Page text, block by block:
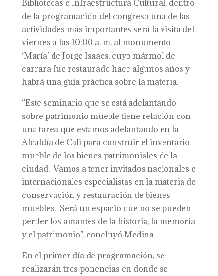
Bibliotecas e Infraestructura Cultural, dentro
de la programación del congreso una de las
actividades más importantes será la visita del
viernes a las 10:00 a. m. al monumento
‘María’ de Jorge Isaacs, cuyo mármol de
carrara fue restaurado hace algunos años y
habrá una guía práctica sobre la materia.
“Este seminario que se está adelantando
sobre patrimonio mueble tiene relación con
una tarea que estamos adelantando en la
Alcaldía de Cali para construir el inventario
mueble de los bienes patrimoniales de la
ciudad. Vamos a tener invitados nacionales e
internacionales especialistas en la materia de
conservación y restauración de bienes
muebles. Será un espacio que no se pueden
perder los amantes de la historia, la memoria
y el patrimonio”, concluyó Medina.
En el primer día de programación, se
realizarán tres ponencias en donde se